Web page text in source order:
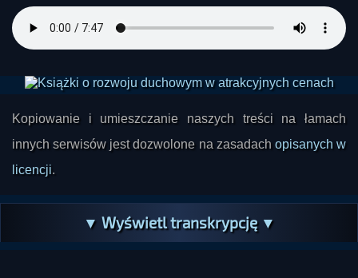
Kopiowanie i umieszczanie naszych treści na łamach
innych serwisów jest dozwolone na zasadach opisanych w
licencji.
▼ Wyświetl transkrypcję ▼